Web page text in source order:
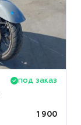
под заказ
1 900